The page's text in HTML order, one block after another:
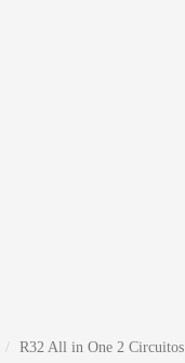
R32 All in One 2 Circuitos